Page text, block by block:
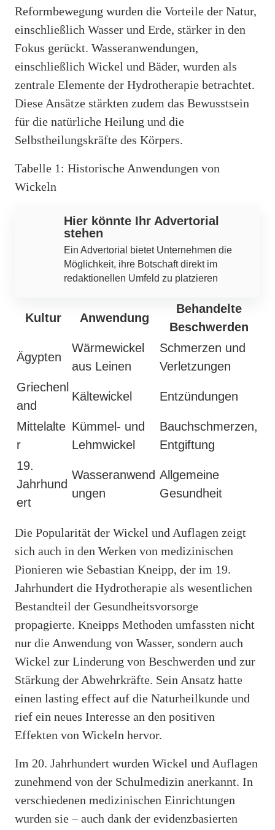
Reformbewegung wurden die Vorteile der Natur,
einschließlich Wasser und Erde, stärker in den
Fokus gerückt. Wasseranwendungen,
einschließlich Wickel und Bäder, wurden als
zentrale Elemente der Hydrotherapie betrachtet.
Diese Ansätze stärkten zudem das Bewusstsein
für die natürliche Heilung und die
Selbstheilungskräfte des Körpers.
Tabelle 1: Historische Anwendungen von
Wickeln
Hier könnte Ihr Advertorial
stehen
Ein Advertorial bietet Unternehmen die
Möglichkeit, ihre Botschaft direkt im
redaktionellen Umfeld zu platzieren
Kultur Anwendung
Behandelte
Beschwerden
Ägypten
Wärmewickel
aus Leinen
Schmerzen und
Verletzungen
Griechenl
and
Kältewickel Entzündungen
Mittelalte
r
Kümmel- und
Lehmwickel
Bauchschmerzen,
Entgiftung
19.
Jahrhund
ert
Wasseranwend
ungen
Allgemeine
Gesundheit
Die Popularität der Wickel und Auflagen zeigt
sich auch in den Werken von medizinischen
Pionieren wie Sebastian Kneipp, der im 19.
Jahrhundert die Hydrotherapie als wesentlichen
Bestandteil der Gesundheitsvorsorge
propagierte. Kneipps Methoden umfassten nicht
nur die Anwendung von Wasser, sondern auch
Wickel zur Linderung von Beschwerden und zur
Stärkung der Abwehrkräfte. Sein Ansatz hatte
einen lasting effect auf die Naturheilkunde und
rief ein neues Interesse an den positiven
Effekten von Wickeln hervor.
Im 20. Jahrhundert wurden Wickel und Auflagen
zunehmend von der Schulmedizin anerkannt. In
verschiedenen medizinischen Einrichtungen
wurden sie – auch dank der evidenzbasierten